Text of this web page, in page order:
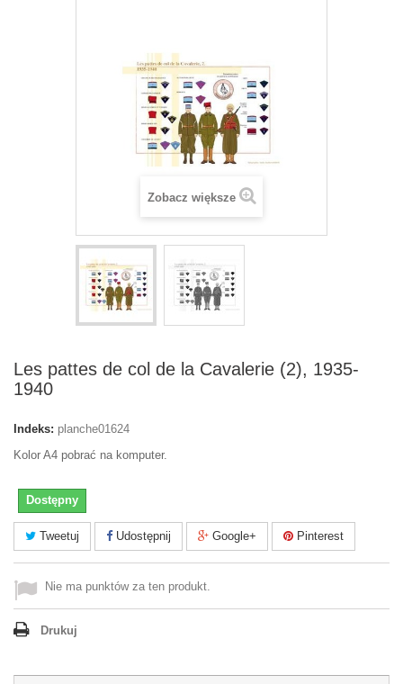
Zobacz większe
Les pattes de col de la Cavalerie (2), 1935-
1940
Indeks: planche01624
Kolor A4 pobrać na komputer.
Dostępny
Tweetuj Udostępnij Google+ Pinterest
Nie ma punktów za ten produkt.
Drukuj